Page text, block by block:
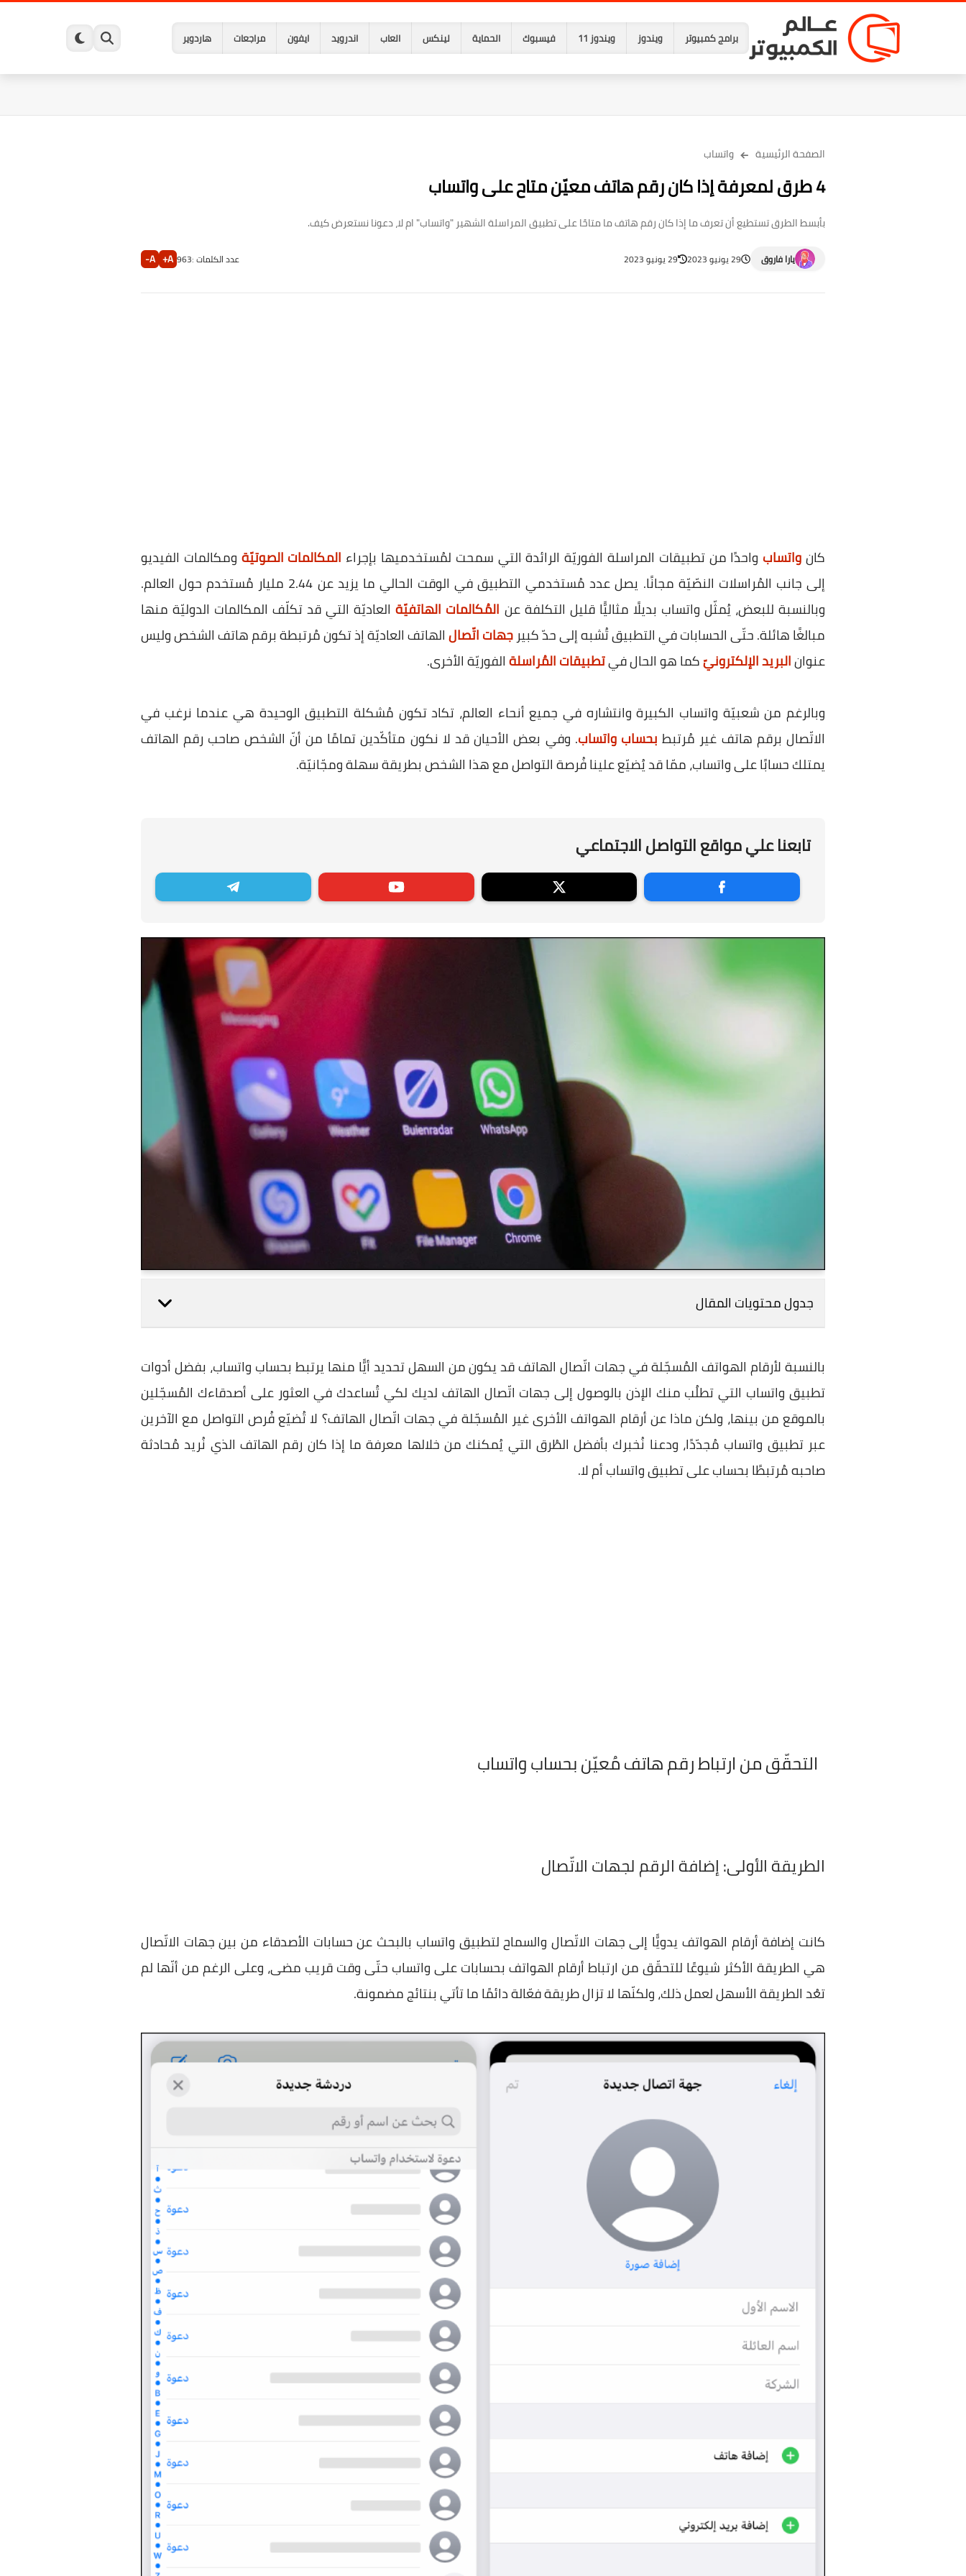
برامج كمبيوتر ويندوز ويندوز 11 فيسبوك الحماية لينكس العاب اندرويد ايفون مراجعات هاردوير
الصفحة الرئيسية واتساب
4 طرق لمعرفة إذا كان رقم هاتف معيّن متاح على واتساب
بأبسط الطرق تستطيع أن تعرف ما إذا كان رقم هاتف ما متاحًا على تطبيق المراسلة الشهير "واتساب" ام لا، دعونا نستعرض كيف.
يارا فاروق 29 يونيو 2023 29 يونيو 2023 عدد الكلمات :963
A+
A-
كانواتساب واحدًا من تطبيقات المراسلة الفوريّة الرائدة التي سمحت لمُستخدميها بإجراء المكالمات الصوتيّة ومكالمات الفيديو
إلى جانب المُراسلات النصّيّة مجانًا. يصل عدد مُستخدمي التطبيق في الوقت الحالي ما يزيد عن 2.44 مليار مُستخدم حول العالم.
وبالنسبة للبعض، يُمثّل واتساب بديلًا مثاليًّا قليل التكلفة عن المُكالمات الهاتفيّةالعاديّة التي قد تكلّف المكالمات الدوليّة منها
مبالغًا هائلة. حتّى الحسابات في التطبيق تُشبه إلى حدّ كبيرجهات اتّصالالهاتف العاديّة إذ تكون مُرتبطة برقم هاتف الشخص وليس
عنوانالبريد الإلكترونيّكما هو الحال فيتطبيقات المُراسلةالفوريّة الأخرى.
وبالرغم من شعبيّة واتساب الكبيرة وانتشاره في جميع أنحاء العالم، تكاد تكون مُشكلة التطبيق الوحيدة هي عندما نرغب في
الاتّصال برقم هاتف غير مُرتبط بحساب واتساب. وفي بعض الأحيان قد لا نكون متأكّدين تمامًا من أنّ الشخص صاحب رقم الهاتف
يمتلك حسابًا على واتساب، ممّا قد يُضيّع علينا فُرصة التواصل مع هذا الشخص بطريقة سهلة ومجّانيّة.
تابعنا علي مواقع التواصل الاجتماعي
جدول محتويات المقال
بالنسبة لأرقام الهواتف المُسجّلة في جهات اتّصال الهاتف قد يكون من السهل تحديد أيًّا منها يرتبط بحساب واتساب، بفضل أدوات
تطبيق واتساب التي تطلُب منك الإذن بالوصول إلى جهات اتّصال الهاتف لديك لكي تُساعدك في العثور على أصدقاءك المُسجّلين
بالموقع من بينها، ولكن ماذا عن أرقام الهواتف الأخرى غير المُسجّلة في جهات اتّصال الهاتف؟ لا تُضيّع فُرص التواصل مع الآخرين
عبر تطبيق واتساب مُجدّدًا، ودعنا نُخبرك بأفضل الطُرق التي يُمكنك من خلالها معرفة ما إذا كان رقم الهاتف الذي نُريد مُحادثة
صاحبه مُرتبطًا بحساب على تطبيق واتساب أم لا.
التحقّق من ارتباط رقم هاتف مُعيّن بحساب واتساب
الطريقة الأولى:إضافة الرقم لجهات الاتّصال
كانت إضافة أرقام الهواتف يدويًّا إلى جهات الاتّصال والسماح لتطبيق واتساب بالبحث عن حسابات الأصدقاء من بين جهات الاتّصال
هي الطريقة الأكثر شيوعًا للتحقّق من ارتباط أرقام الهواتف بحسابات على واتساب حتّى وقت قريب مضى، وعلى الرغم من أنّها لم
تعُد الطريقة الأسهل لعمل ذلك، ولكنّها لا تزال طريقة فعّالة دائمًا ما تأتي بنتائج مضمونة.